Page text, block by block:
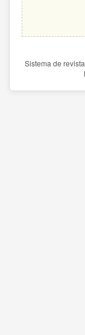
Sistema de